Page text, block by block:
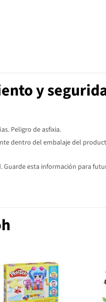
y
Peligro de asfixia.
dentro del embalaje del
esta información para